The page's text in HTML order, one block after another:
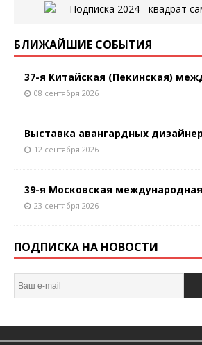
БЛИЖАЙШИЕ СОБЫТИЯ
37-я Китайская (Пекинская)
08 сентября 2026
Выставка авангардных
12 сентября 2026
39-я Московская
23 сентября 2026
ПОДПИСКА НА НОВОСТИ